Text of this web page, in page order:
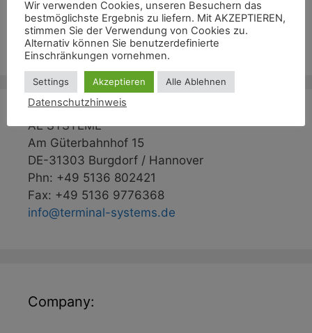
Kommentar-Feed
WordPress.org
AE SYSTEME
Am Güterbahnhof 15
DE-31303 Burgdorf / Hannover
Phn: +49 5136 802421
Fax: +49 5136 9776368
info@terminal-systems.de
Company:
Wir verwenden Cookies, unseren Besuchern das
bestmöglichste Ergebnis zu liefern. Mit AKZEPTIEREN,
stimmen Sie der Verwendung von Cookies zu.
Alternativ können Sie benutzerdefinierte
Einschränkungen vornehmen.
Settings Akzeptieren Alle Ablehnen
Datenschutzhinweis